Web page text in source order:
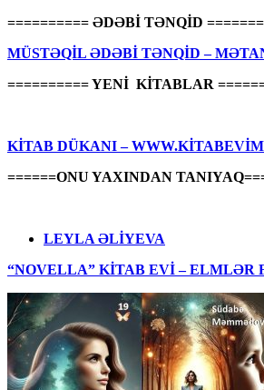
========== ƏDƏBİ TƏNQİD
MÜSTƏQİL ƏDƏBİ TƏNQİD –
========== YENİ KİTABLAR
KİTAB DÜKANI –
======ONU YAXINDAN
LEYLA ƏLİYEVA
“NOVELLA” KİTAB EVİ – ELMLƏR